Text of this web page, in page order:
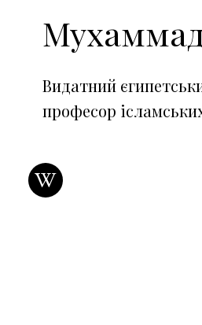
Видатний
професор